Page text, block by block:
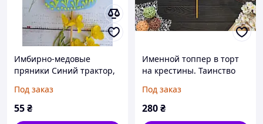
Имбирно-медовые
пряники Синий трактор,
пряники в торт
Под заказ
55₴
Именной топпер в торт
на крестины. Таинство
дерева
Под заказ
280₴